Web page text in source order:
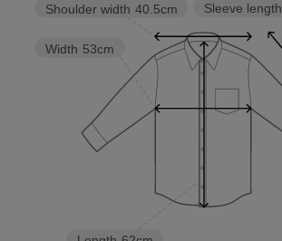
Sleeve length
Width 53cm
Shoulder width 40.5cm